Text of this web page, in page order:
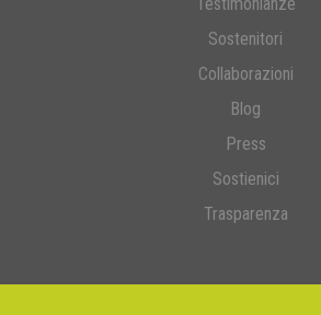
Testimonianze
Sostenitori
Collaborazioni
Blog
Press
Sostienici
Trasparenza